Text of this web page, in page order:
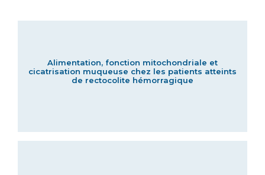
Alimentation, fonction mitochondriale et
cicatrisation muqueuse chez les patients atteints
de rectocolite hémorragique